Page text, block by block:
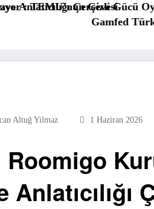
ile Kurgulanan
Yunus Atalay ve Zeynep
Altuğ Yilmaz 1 Haziran 2026